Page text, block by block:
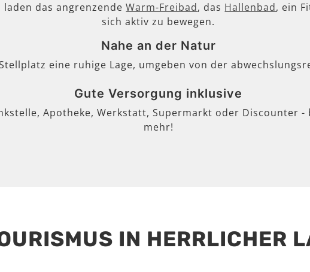
laden das angrenzendeWarm-Freibad, das Hallenbad, ein
sich aktiv zu bewegen.
Nahe an der Natur
eine ruhige Lage, umgeben von der
Gute Versorgung inklusive
Apotheke, Werkstatt, Supermarkt oder Discounter
mehr!
IN HERRLICHER